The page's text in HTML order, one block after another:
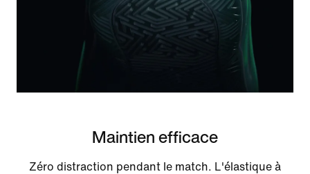
Maintien efficace
Zéro distraction pendant le match. L'élastique à